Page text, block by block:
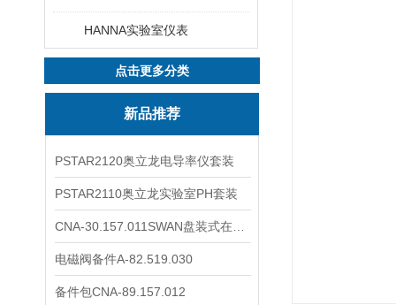
HANNA实验室仪表
点击更多分类
新品推荐
PSTAR2120奥立龙电导率仪套装
PSTAR2110奥立龙实验室PH套装
电磁阀备件A-82.519.030
备件包CNA-89.157.012